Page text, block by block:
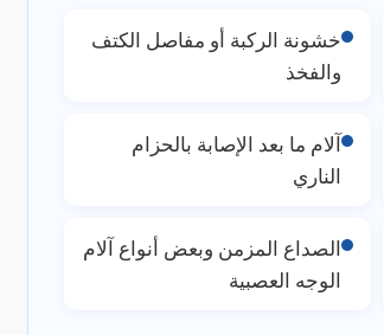
خشونة الركبة أو مفاصل الكتف
والفخذ
آلام ما بعد الإصابة بالحزام
الناري
الصداع المزمن وبعض أنواع آلام
الوجه العصبية